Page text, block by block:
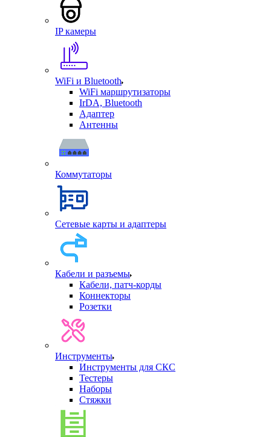
IP камеры
WiFi и Bluetooth
WiFi маршрутизаторы
IrDA, Bluetooth
Адаптер
Антенны
Коммутаторы
Сетевые карты и адаптеры
Кабели и разъемы
Кабели, патч-корды
Коннекторы
Розетки
Инструменты
Инструменты для СКС
Тестеры
Наборы
Стяжки